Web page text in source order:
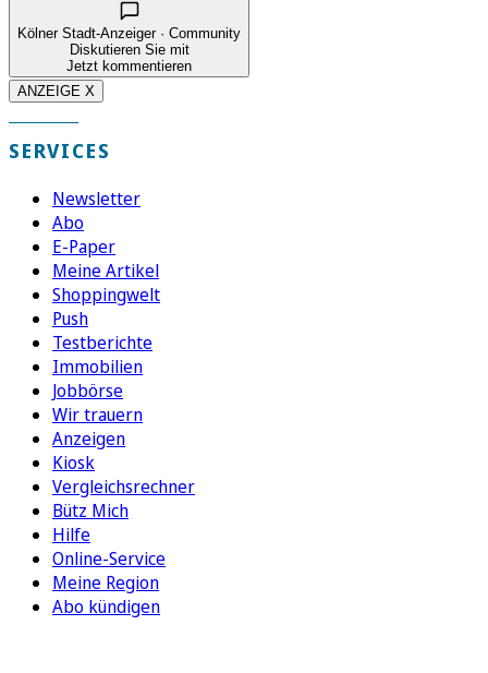
Kölner Stadt-Anzeiger · Community
Diskutieren Sie mit
Jetzt kommentieren
ANZEIGE X
SERVICES
Newsletter
Abo
E-Paper
Meine Artikel
Shoppingwelt
Push
Testberichte
Immobilien
Jobbörse
Wir trauern
Anzeigen
Kiosk
Vergleichsrechner
Bütz Mich
Hilfe
Online-Service
Meine Region
Abo kündigen